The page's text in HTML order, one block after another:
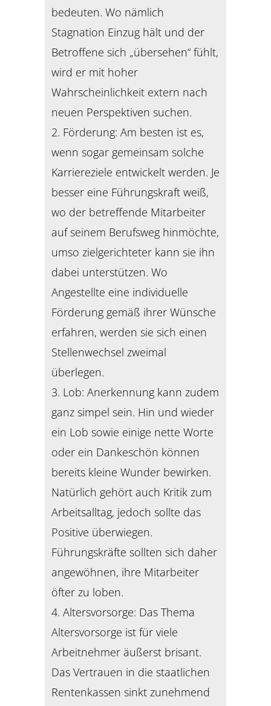
bedeuten. Wo nämlich
Stagnation Einzug hält und der
Betroffene sich „übersehen“ fühlt,
wird er mit hoher
Wahrscheinlichkeit extern nach
neuen Perspektiven suchen.
2. Förderung: Am besten ist es,
wenn sogar gemeinsam solche
Karriereziele entwickelt werden. Je
besser eine Führungskraft weiß,
wo der betreffende Mitarbeiter
auf seinem Berufsweg hinmöchte,
umso zielgerichteter kann sie ihn
dabei unterstützen. Wo
Angestellte eine individuelle
Förderung gemäß ihrer Wünsche
erfahren, werden sie sich einen
Stellenwechsel zweimal
überlegen.
3. Lob: Anerkennung kann zudem
ganz simpel sein. Hin und wieder
ein Lob sowie einige nette Worte
oder ein Dankeschön können
bereits kleine Wunder bewirken.
Natürlich gehört auch Kritik zum
Arbeitsalltag, jedoch sollte das
Positive überwiegen.
Führungskräfte sollten sich daher
angewöhnen, ihre Mitarbeiter
öfter zu loben.
4. Altersvorsorge: Das Thema
Altersvorsorge ist für viele
Arbeitnehmer äußerst brisant.
Das Vertrauen in die staatlichen
Rentenkassen sinkt zunehmend